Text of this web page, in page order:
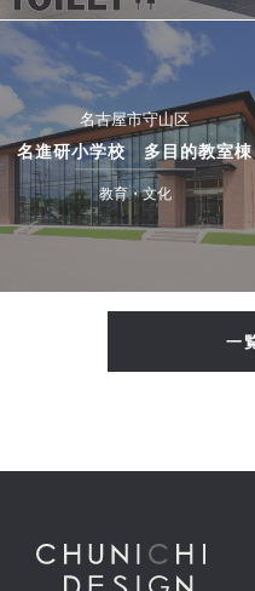
名古屋市守山区
名進研小学校 多目的教室棟
教育・文化
一